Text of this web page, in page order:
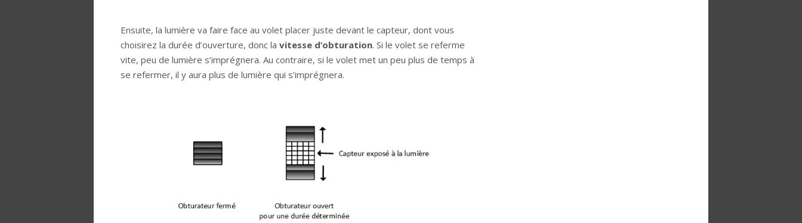
Ensuite, la lumière va faire face au volet placer juste devant le capteur, dont vous
choisirez la durée d’ouverture, donc la vitesse d’obturation. Si le volet se referme
vite, peu de lumière s’imprégnera. Au contraire, si le volet met un peu plus de temps à
se refermer, il y aura plus de lumière qui s’imprégnera.